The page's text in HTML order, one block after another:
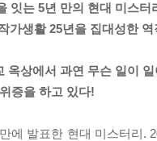
잇는 5년 만의 현대 미스터
가생활 25년을 집대성한
옥상에서 과연 무슨 일이
증을 하고 있다!
에 발표한 현대 미스터리.